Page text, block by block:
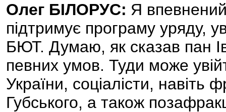
Олег БІЛОРУС: Я
підтримує програму уряду,
БЮТ. Думаю, як сказав пан
певних умов. Туди може
України, соціалісти, навіть
Губського, а також